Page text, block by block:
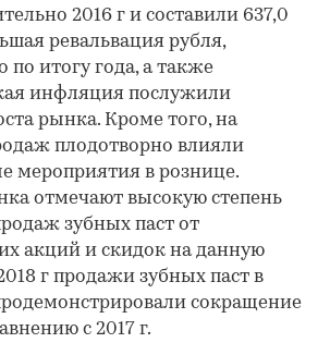
2016 г и составили 637,0
ревальвация рубля,
по итогу года, а также
инфляция послужили
рынка. Кроме того, на
плодотворно влияли
мероприятия в рознице.
отмечают высокую степень
зубных паст от
акций и скидок на данную
г продажи зубных паст в
сокращение
с 2017 г.